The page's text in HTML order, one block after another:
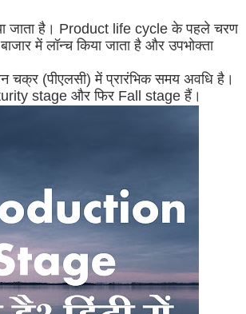
जाता है। Product life cycle के पहले चरण
में लॉन्च किया जाता है और उपभोक्ता
चक्र (पीएलसी) में प्रारंभिक समय अवधि है।
stage और फिर Fall stage हैं।